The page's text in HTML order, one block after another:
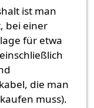
ist man
bei einer
für etwa
die man
muss).